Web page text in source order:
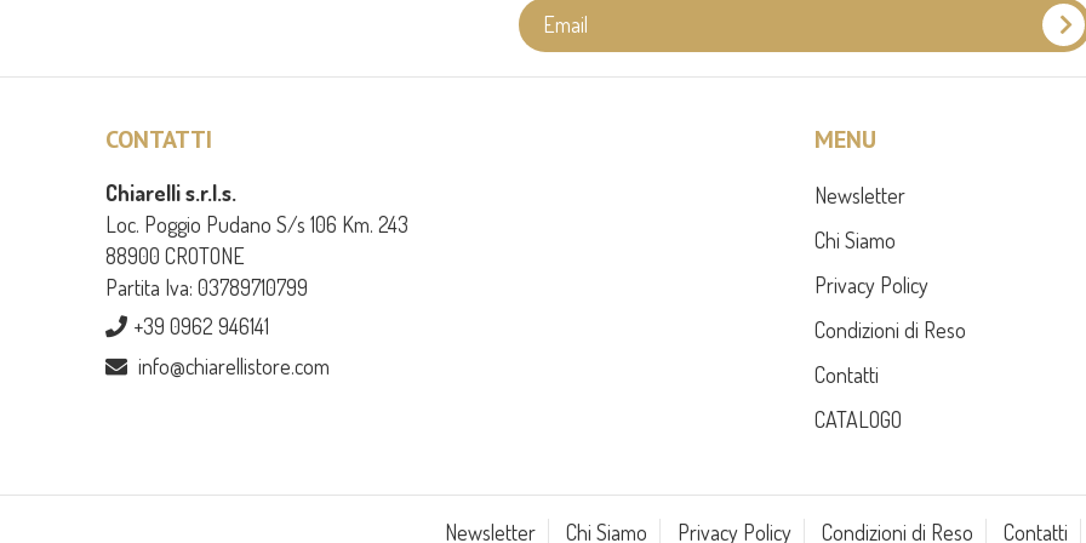
CONTATTI
Chiarelli s.r.l.s.
Loc. Poggio Pudano S/s 106 Km. 243
88900 CROTONE
Partita Iva: 03789710799
+39 0962 946141
info@chiarellistore.com
MENU
Newsletter
Chi Siamo
Privacy Policy
Condizioni di Reso
Contatti
CATALOGO
Newsletter Chi Siamo Privacy Policy Condizioni di Reso Contatti